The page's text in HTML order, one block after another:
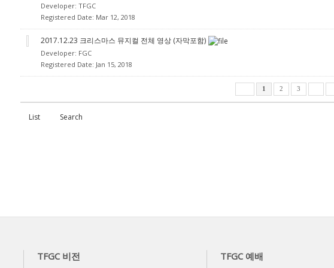
Developer: TFGC
Registered Date: Mar 12, 2018
2017.12.23 크리스마스 뮤지컬 전체 영상 (자막포함)
Developer: FGC
Registered Date: Jan 15, 2018
1 2 3
List Search
TFGC 비전 TFGC 예배